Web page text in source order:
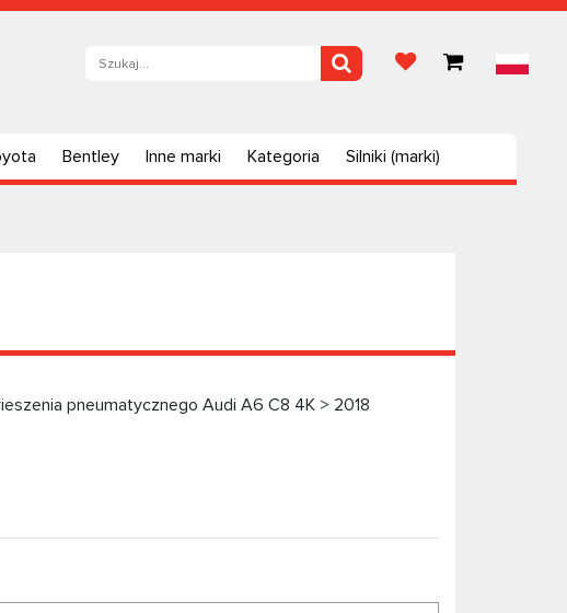
Bentley Inne marki Kategoria Silniki (marki)
pneumatycznego Audi А6 C8 4K > 2018